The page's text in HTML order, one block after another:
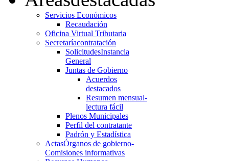
Servicios Económicos
Recaudación
Oficina Virtual Tributaria
Secretaríacontratación
SolicitudesInstancia
General
Juntas de Gobierno
Acuerdos
destacados
Resumen mensual-
lectura fácil
Plenos Municipales
Perfil del contratante
Padrón y Estadística
ActasÓrganos de gobierno-
Comisiones informativas